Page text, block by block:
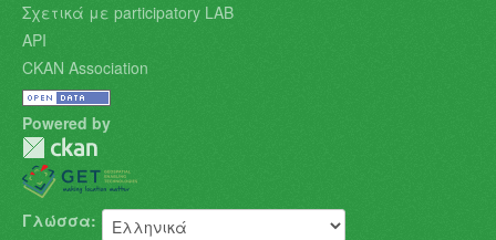
Σχετικά με participatory LAB
API
CKAN Association
Powered by
Γλώσσα